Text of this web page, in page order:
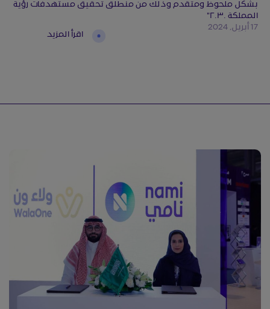
بشكل ملحوظ ومتقدم وذلك من منطلق تحقيق مستهدفات رؤية
المملكة ٢.٣٠"
17 أبريل, 2024
اقرأ المزيد